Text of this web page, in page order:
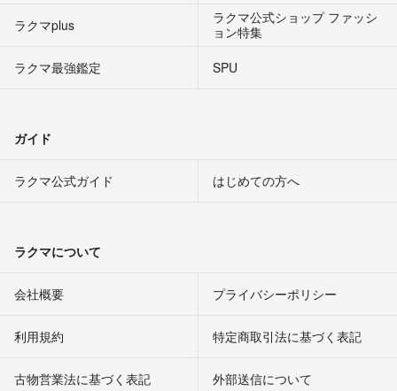
ラクマplus
ラクマ公式ショップ ファッシ
ョン特集
ラクマ最強鑑定
SPU
ガイド
ラクマ公式ガイド はじめての方へ
ラクマについて
会社概要 プライバシーポリシー
利用規約 特定商取引法に基づく表記
古物営業法に基づく表記 外部送信について